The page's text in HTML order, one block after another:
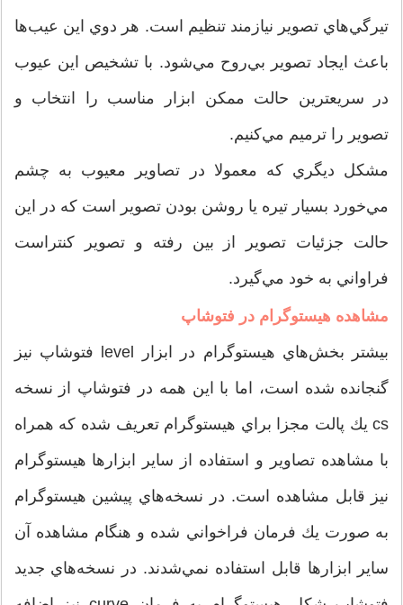
تيرگي‌هاي تصوير نيازمند تنظيم است. هر دوي اين عيب‌ها
باعث ايجاد تصوير بي‌روح مي‌شود. با تشخيص اين عيوب
در سريعترين حالت ممكن ابزار مناسب را انتخاب و
تصوير را ترميم مي‌كنيم.
مشكل ديگري كه معمولا در تصاوير معيوب به چشم
مي‌خورد بسيار تيره يا روشن بودن تصوير است كه در اين
حالت جزئيات تصوير از بين رفته و تصوير كنتراست
فراواني به خود مي‌گيرد.
مشاهده هيستوگرام در فتوشاپ
بيشتر بخش‌هاي هيستوگرام در ابزار level فتوشاپ نيز
گنجانده شده است، اما با اين همه در فتوشاپ از نسخه
cs يك پالت مجزا براي هيستوگرام تعريف شده كه همراه
با مشاهده تصاوير و استفاده از ساير ابزارها هيستوگرام
نيز قابل مشاهده است. در نسخه‌هاي پيشين هيستوگرام
به صورت يك فرمان فراخواني شده و هنگام مشاهده آن
ساير ابزارها قابل استفاده نمي‌شدند. در نسخه‌هاي جديد